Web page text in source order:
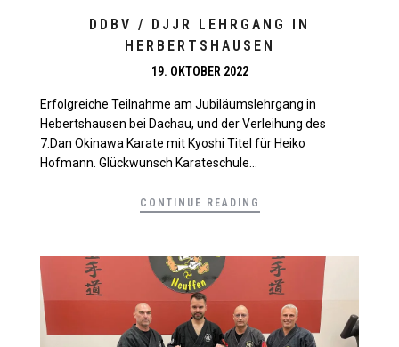
DDBV / DJJR LEHRGANG IN
HERBERTSHAUSEN
19. OKTOBER 2022
Erfolgreiche Teilnahme am Jubiläumslehrgang in
Hebertshausen bei Dachau, und der Verleihung des
7.Dan Okinawa Karate mit Kyoshi Titel für Heiko
Hofmann. Glückwunsch Karateschule...
CONTINUE READING